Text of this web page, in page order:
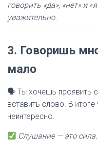
говорить «да», «нет» и
уважительно.
3. Говоришь
мало
🗣 Ты хочешь проявить
вставить слово. В
неинтересно.
Слушание — это